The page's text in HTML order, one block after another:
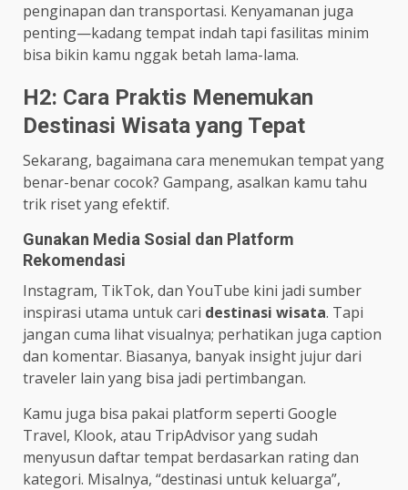
penginapan dan transportasi. Kenyamanan juga
penting—kadang tempat indah tapi fasilitas minim
bisa bikin kamu nggak betah lama-lama.
H2: Cara Praktis Menemukan
Destinasi Wisata yang Tepat
Sekarang, bagaimana cara menemukan tempat yang
benar-benar cocok? Gampang, asalkan kamu tahu
trik riset yang efektif.
Gunakan Media Sosial dan Platform
Rekomendasi
Instagram, TikTok, dan YouTube kini jadi sumber
inspirasi utama untuk cari destinasi wisata. Tapi
jangan cuma lihat visualnya; perhatikan juga caption
dan komentar. Biasanya, banyak insight jujur dari
traveler lain yang bisa jadi pertimbangan.
Kamu juga bisa pakai platform seperti Google
Travel, Klook, atau TripAdvisor yang sudah
menyusun daftar tempat berdasarkan rating dan
kategori. Misalnya, “destinasi untuk keluarga”,